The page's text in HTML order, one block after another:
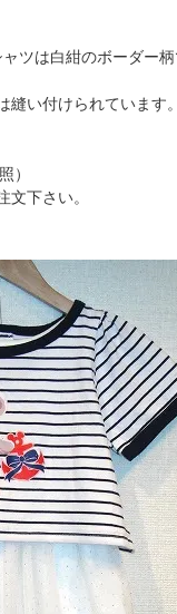
ツは白紺のボーダー柄
い付けられています。
）
下さい。